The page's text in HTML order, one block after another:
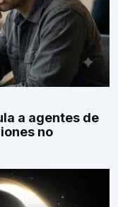
a agentes de
no